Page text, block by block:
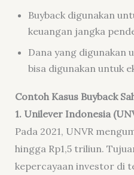
Buyback digunakan
keuangan jangka
Dana yang digunakan
bisa digunakan untuk
Contoh Kasus Buyback
1. Unilever Indonesia
Pada 2021, UNVR
hingga Rp1,5 triliun.
kepercayaan investor di